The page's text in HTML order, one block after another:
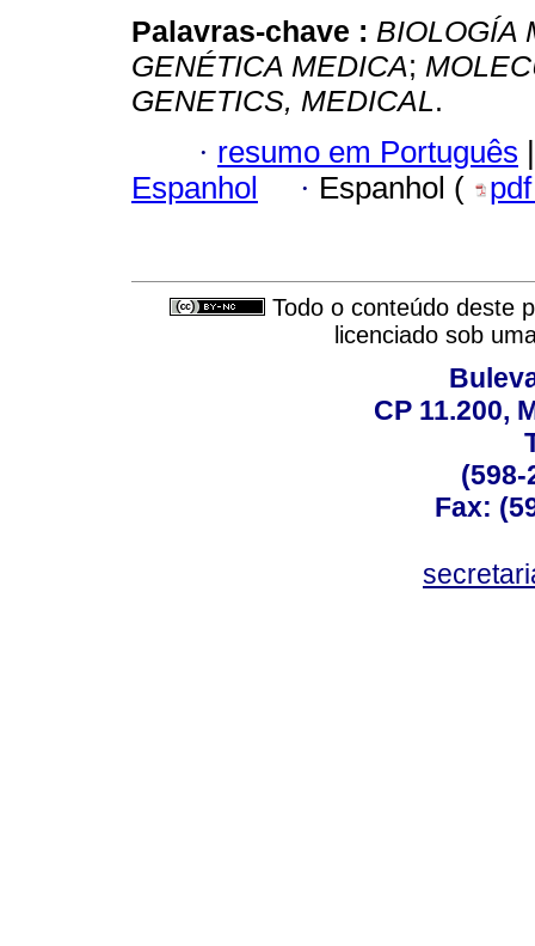
Palavras-chave : BIOLOGÍA
GENÉTICA MEDICA;
GENETICS, MEDICAL.
· resumo em Português |
Espanhol
· Espanhol (
Todo o conteúdo deste
licenciado sob
CP 11.200,
(598-
Fax: